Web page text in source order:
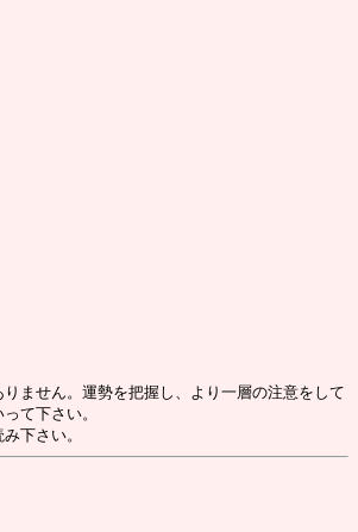
ません。運勢を把握し、より一層の注意をして
て下さい。
下さい。